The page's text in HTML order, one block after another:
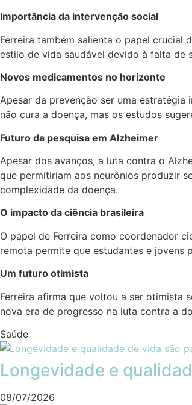
Importância da intervenção social
Ferreira também salienta o papel crucial
estilo de vida saudável devido à falta de
Novos medicamentos no horizonte
Apesar da prevenção ser uma
não cura a doença, mas os estudos
Futuro da pesquisa em Alzheimer
Apesar dos avanços, a luta contra o
que permitiriam aos neurônios produzir
complexidade da doença.
O impacto da ciência brasileira
O papel de Ferreira como coordenador
remota permite que estudantes e jovens
Um futuro otimista
Ferreira afirma que voltou a ser otimista
nova era de progresso na luta contra a
Saúde
Longevidade e
08/07/2026